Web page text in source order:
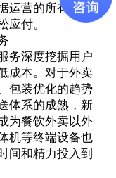
运营的所有功
应付。
务深度挖掘用户
成本。对于外卖
包装优化的趋势
体系的成熟，新
为餐饮外卖以外
机等终端设备也
间和精力投入到